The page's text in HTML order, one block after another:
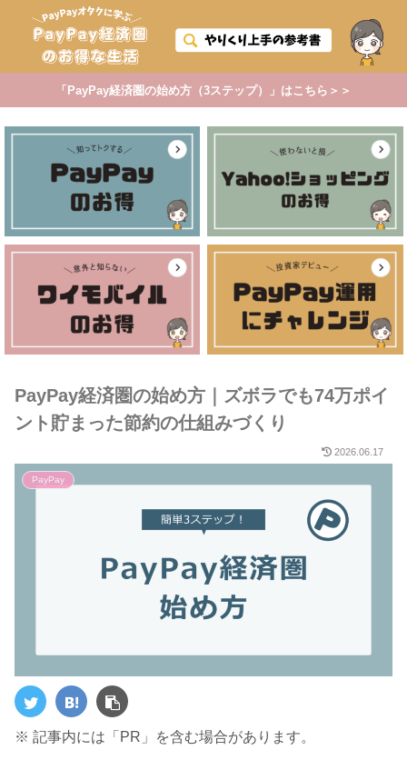
「PayPay経済圏の始め方（3ステップ）」はこちら＞＞
PayPay経済圏の始め方｜ズボラでも74万ポイ
ント貯まった節約の仕組みづくり
2026.06.17
PayPay
※ 記事内には「PR」を含む場合があります。